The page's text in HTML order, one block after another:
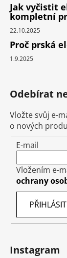
Jak vyčistit
kompletní
22.10.2025
Proč prská
1.9.2025
Odebírat
Vložte svůj e-
o nových
E-mail
Vložením e-
ochrany
Instagram